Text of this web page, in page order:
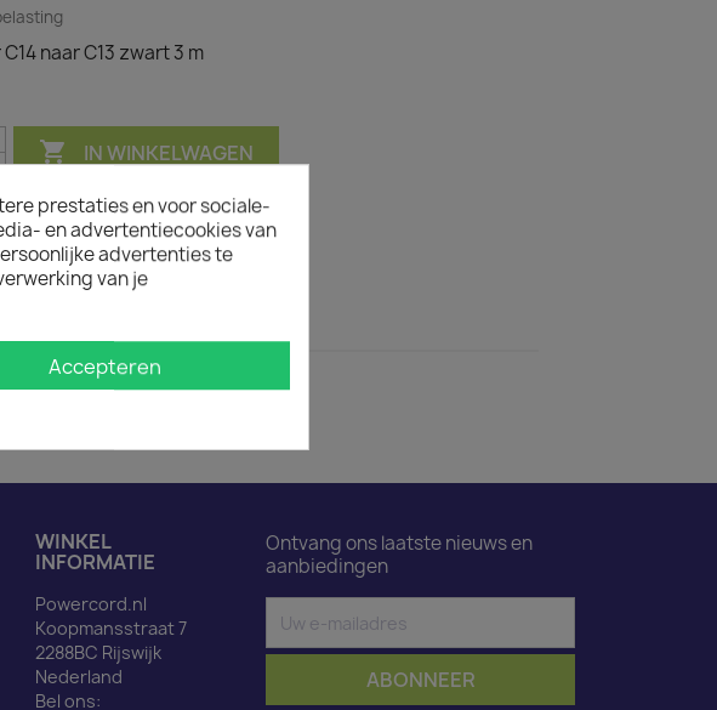
naar C13 zwart 3 m
 IN WINKELWAGEN
: 1 week levertijd
van het product is 50.
C14 naar C13 zwart 3 m
WINKEL
INFORMATIE
Powercord.nl
Koopmansstraat 7
2288BC Rijswijk
Nederland
Bel ons:
Ontvang ons laatste nieuws en
aanbiedingen
prestaties en voor sociale-
en advertentiecookies van
advertenties te
van je
Accepteren